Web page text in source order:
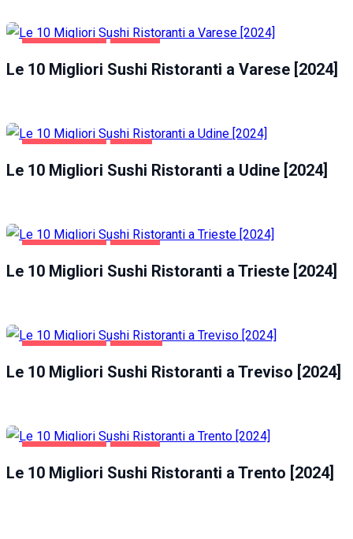
Le 10 Migliori Sushi Ristoranti a Varese [2024]
Le 10 Migliori Sushi Ristoranti a Udine [2024]
Le 10 Migliori Sushi Ristoranti a Trieste [2024]
Le 10 Migliori Sushi Ristoranti a Treviso [2024]
Le 10 Migliori Sushi Ristoranti a Trento [2024]